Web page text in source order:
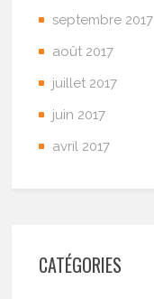
septembre 2017
août 2017
juillet 2017
juin 2017
avril 2017
CATÉGORIES